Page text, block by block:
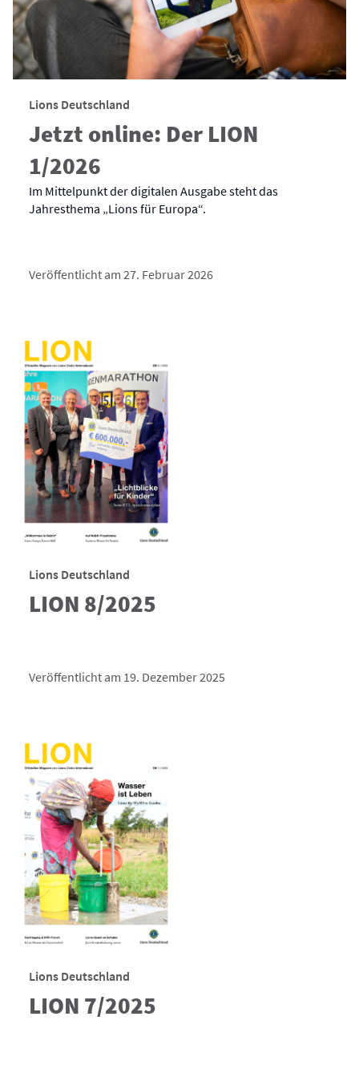
Lions Deutschland
Jetzt online: Der LION
1/2026
Im Mittelpunkt der digitalen Ausgabe steht das
Jahresthema „Lions für Europa“.
Veröffentlicht am 27. Februar 2026
Lions Deutschland
LION 8/2025
Veröffentlicht am 19. Dezember 2025
Lions Deutschland
LION 7/2025